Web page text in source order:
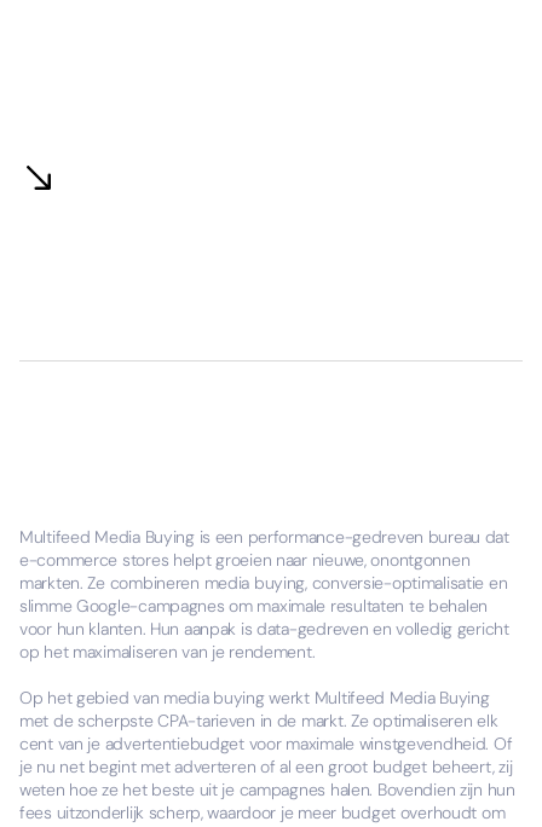
Multifeed Media Buying is een performance-gedreven bureau dat
e-commerce stores helpt groeien naar nieuwe, onontgonnen
markten. Ze combineren media buying, conversie-optimalisatie en
slimme Google-campagnes om maximale resultaten te behalen
voor hun klanten. Hun aanpak is data-gedreven en volledig gericht
op het maximaliseren van je rendement.
Op het gebied van media buying werkt Multifeed Media Buying
met de scherpste CPA-tarieven in de markt. Ze optimaliseren elk
cent van je advertentiebudget voor maximale winstgevendheid. Of
je nu net begint met adverteren of al een groot budget beheert, zij
weten hoe ze het beste uit je campagnes halen. Bovendien zijn hun
fees uitzonderlijk scherp, waardoor je meer budget overhoudt om